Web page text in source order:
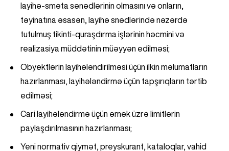
layihə-smeta sənədlərinin olmasını və onların,
təyinatına əsasən, layihə snədlərində nəzərdə
tutulmuş tikinti-quraşdırma işlərinin həcmini və
realizasiya müddətinin müəyyən edilməsi;
Obyektlərin layihələndirilməsi üçün ilkin məlumatların
hazırlanması, layihələndirmə üçün tapşırıqların tərtib
edilməsi;
Cari layihələndirmə üçün əmək üzrə limitlərin
paylaşdırılmasının hazırlanması;
Yeni normativ qiymət, preyskurant, kataloqlar, vahid